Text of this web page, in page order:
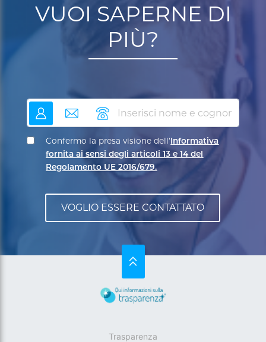
VUOI SAPERNE DI
PIÙ?
nome email telefono
Confermo la presa visione dell’ Informativa
fornita ai sensi degli articoli 13 e 14 del
Regolamento UE 2016/679.
SU
Trasparenza